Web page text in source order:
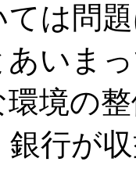
ては問
いま
環境の
銀行が